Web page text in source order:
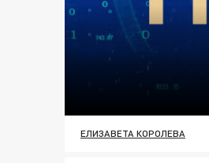
ЕЛИЗАВЕТА КОРОЛЕВА